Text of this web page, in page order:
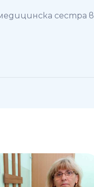
сестра